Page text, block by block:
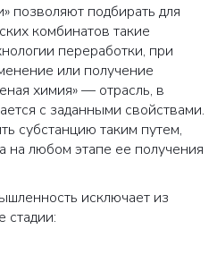
позволяют подбирать для
комбинатов такие
переработки, при
или получение
химия» — отрасль, в
с заданными свойствами.
субстанцию таким путем,
на любом этапе ее получения
исключает из
стадии: